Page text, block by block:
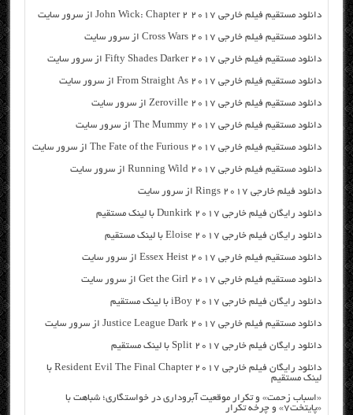
دانلود مستقیم فیلم خارجی John Wick: Chapter 2 2017 از سرور سایت
دانلود مستقیم فیلم خارجی Cross Wars 2017 از سرور سایت
دانلود مستقیم فیلم خارجی Fifty Shades Darker 2017 از سرور سایت
دانلود مستقیم فیلم خارجی From Straight As 2017 از سرور سایت
دانلود مستقیم فیلم خارجی Zeroville 2017 از سرور سایت
دانلود مستقیم فیلم خارجی The Mummy 2017 از سرور سایت
دانلود مستقیم فیلم خارجی The Fate of the Furious 2017 از سرور سایت
دانلود مستقیم فیلم خارجی Running Wild 2017 از سرور سایت
دانلود فیلم خارجی Rings 2017 از سرور سایت
دانلود رایگان فیلم خارجی Dunkirk 2017 با لینک مستقیم
دانلود رایگان فیلم خارجی Eloise 2017 با لینک مستقیم
دانلود مستقیم فیلم خارجی Essex Heist 2017 از سرور سایت
دانلود مستقیم فیلم خارجی Get the Girl 2017 از سرور سایت
دانلود رایگان فیلم خارجی iBoy 2017 با لینک مستقیم
دانلود مستقیم فیلم خارجی Justice League Dark 2017 از سرور سایت
دانلود رایگان فیلم خارجی Split 2017 با لینک مستقیم
دانلود رایگان فیلم خارجی Resident Evil The Final Chapter 2017 با
لینک مستقیم
«اسباب زحمت» و تکرار موقعیت آبروداری در خواستگاری؛ شباهت با
«پایتخت۷» و چرخه تکرار